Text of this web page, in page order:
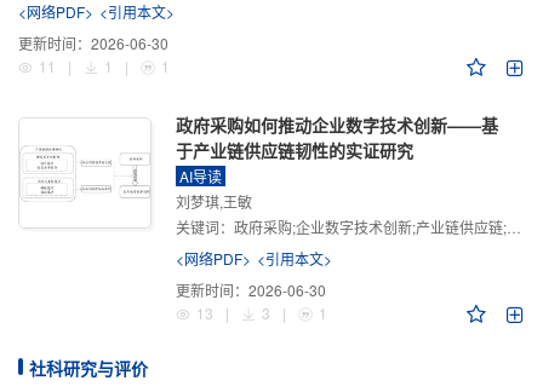
<网络PDF> <引用本文>
更新时间： 2026-06-30
11
| 1 | 1
政府采购如何推动企业数字技术创新——基
于产业链供应链韧性的实证研究
AI导读
刘梦琪,王敏
关键词： 政府采购;企业数字技术创新;产业链供应链;产业链供应链韧性;需求侧财政政策
<网络PDF> <引用本文>
更新时间： 2026-06-30
13
| 3 | 1
社科研究与评价